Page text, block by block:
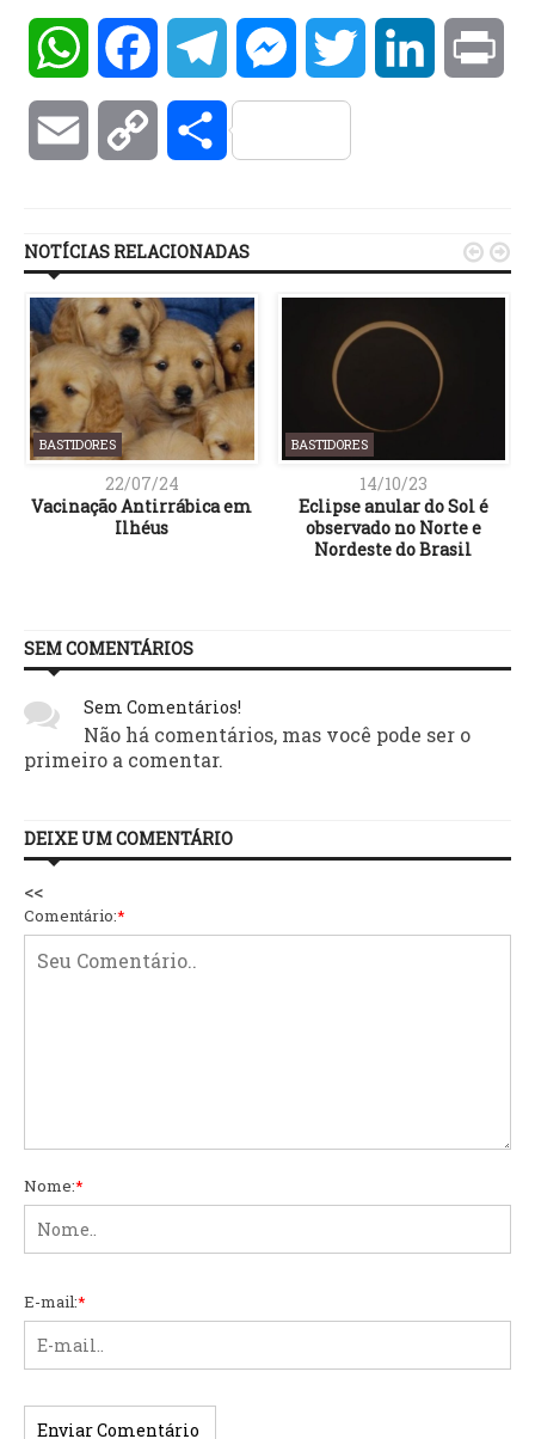
WhatsAppFacebookTelegramMessengerTwitter LinkedIn
Email Copy Compartilhar
NOTÍCIAS RELACIONADAS
BASTIDORES
22/07/24
Vacinação Antirrábica em
Ilhéus
BASTIDORES
14/10/23
Eclipse anular do Sol é
observado no Norte e
Nordeste do Brasil
 
SEM COMENTÁRIOS
Sem Comentários!
Não há comentários, mas você pode ser o
primeiro a comentar.
DEIXE UM COMENTÁRIO
<<
Comentário:*
Nome:*
E-mail:*